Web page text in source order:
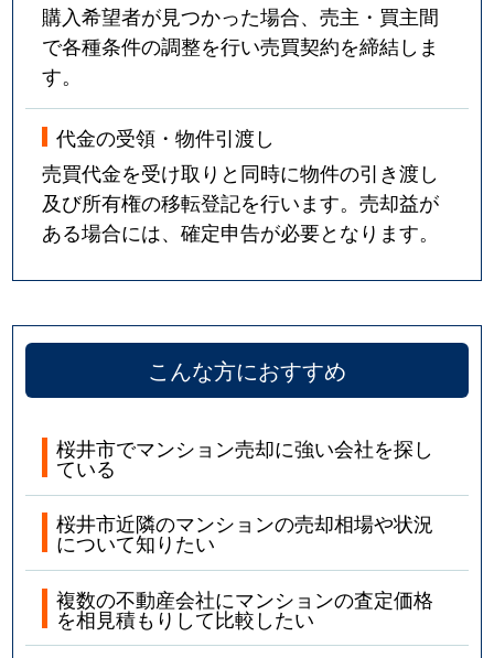
購入希望者が見つかった場合、売主・買主間
で各種条件の調整を行い売買契約を締結しま
す。
代金の受領・物件引渡し
売買代金を受け取りと同時に物件の引き渡し
及び所有権の移転登記を行います。売却益が
ある場合には、確定申告が必要となります。
こんな方におすすめ
桜井市でマンション売却に強い会社を探し
ている
桜井市近隣のマンションの売却相場や状況
について知りたい
複数の不動産会社にマンションの査定価格
を相見積もりして比較したい